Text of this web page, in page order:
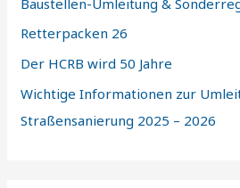
c
h
:
Retterpacken 26
Der HCRB wird 50 Jahre
Wichtige Informationen zur
Straßensanierung 2025 – 2026